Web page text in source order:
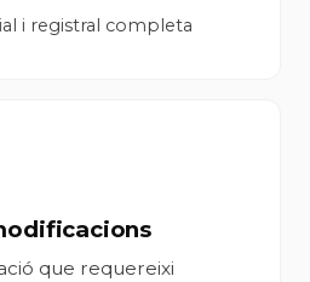
i registral completa
que requereixi